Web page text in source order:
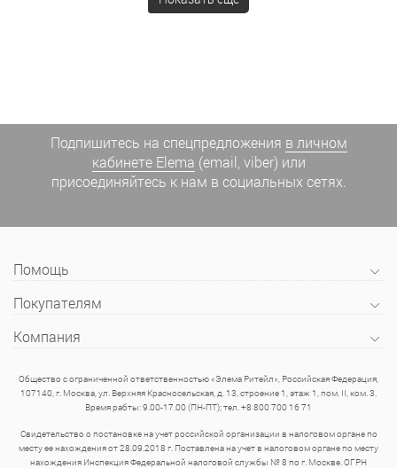
Подпишитесь на спецпредложения в личном
кабинете Elema (email, viber) или
присоединяйтесь к нам в социальных сетях.
Помощь
Покупателям
Компания
Общество с ограниченной ответственностью «Элема Ритейл», Российская Федерация,
107140, г. Москва, ул. Верхняя Красносельская, д. 13, строение 1, этаж 1, пом. II, ком. 3.
Время рабты: 9.00-17.00 (ПН-ПТ); тел. +8 800 700 16 71
Свидетельство о постановке на учет российской организации в налоговом органе по
месту ее нахождения от 28.09.2018 г. Поставлена на учет в налоговом органе по месту
нахождения Инспекция Федеральной налоговой службы № 8 по г. Москве. ОГРН